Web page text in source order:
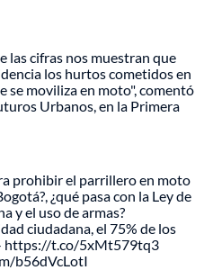
las cifras nos muestran que
los hurtos cometidos en
se moviliza en moto", comentó
Urbanos, en la Primera
prohibir el parrillero en moto
¿qué pasa con la Ley de
y el uso de armas?
ciudadana, el 75% de los
https://t.co/5xMt579tq3
b56dVcLotI